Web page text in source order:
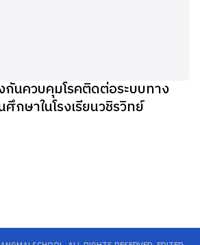
นควบคุมโรคติดต่อระบบทาง
ศึกษาในโรงเรียนวชิรวิทย์